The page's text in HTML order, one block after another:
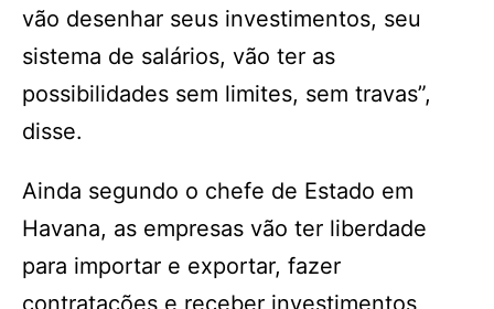
vão desenhar seus investimentos, seu
sistema de salários, vão ter as
possibilidades sem limites, sem travas”,
disse.
Ainda segundo o chefe de Estado em
Havana, as empresas vão ter liberdade
para importar e exportar, fazer
contratações e receber investimentos